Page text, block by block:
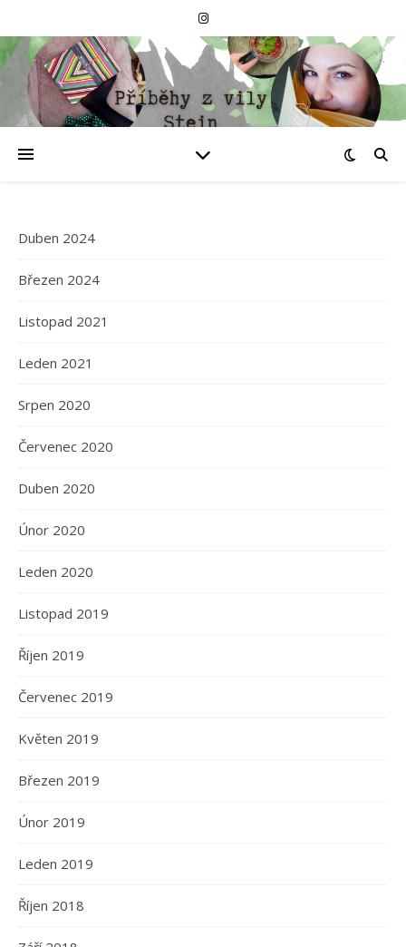
Duben 2024
Březen 2024
Listopad 2021
Leden 2021
Srpen 2020
Červenec 2020
Duben 2020
Únor 2020
Leden 2020
Listopad 2019
Říjen 2019
Červenec 2019
Květen 2019
Březen 2019
Únor 2019
Leden 2019
Říjen 2018